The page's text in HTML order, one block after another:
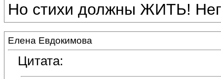
Но стихи должны ЖИТЬ!
Елена Евдокимова
Цитата: